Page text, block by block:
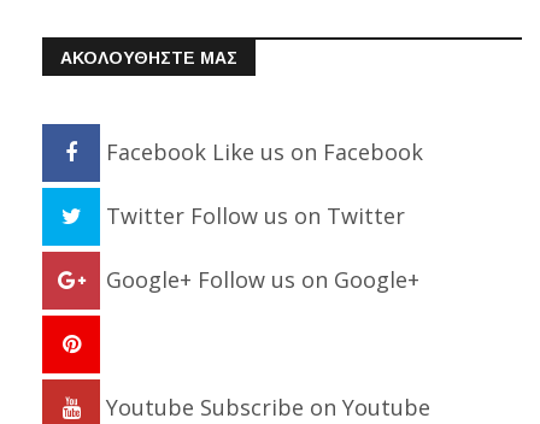
ΑΚΟΛΟΥΘΗΣΤΕ ΜΑΣ
Facebook Like us on Facebook
Twitter Follow us on Twitter
Google+ Follow us on Google+
Youtube Subscribe on Youtube